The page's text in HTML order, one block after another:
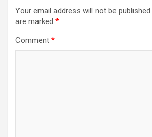
Your email address will not be published.
are marked *
Comment *